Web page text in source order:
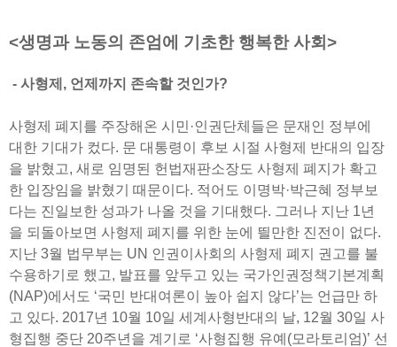
<생명과 노동의 존엄에 기초한 행복한 사회>
- 사형제, 언제까지 존속할 것인가?
사형제 폐지를 주장해온 시민·인권단체들은 문재인 정부에
대한 기대가 컸다. 문 대통령이 후보 시절 사형제 반대의 입장
을 밝혔고, 새로 임명된 헌법재판소장도 사형제 폐지가 확고
한 입장임을 밝혔기 때문이다. 적어도 이명박·박근혜 정부보
다는 진일보한 성과가 나올 것을 기대했다. 그러나 지난 1년
을 되돌아보면 사형제 폐지를 위한 눈에 띌만한 진전이 없다.
지난 3월 법무부는 UN 인권이사회의 사형제 폐지 권고를 불
수용하기로 했고, 발표를 앞두고 있는 국가인권정책기본계획
(NAP)에서도 ‘국민 반대여론이 높아 쉽지 않다’는 언급만 하
고 있다. 2017년 10월 10일 세계사형반대의 날, 12월 30일 사
형집행 중단 20주년을 계기로 ‘사형집행 유예(모라토리엄)’ 선